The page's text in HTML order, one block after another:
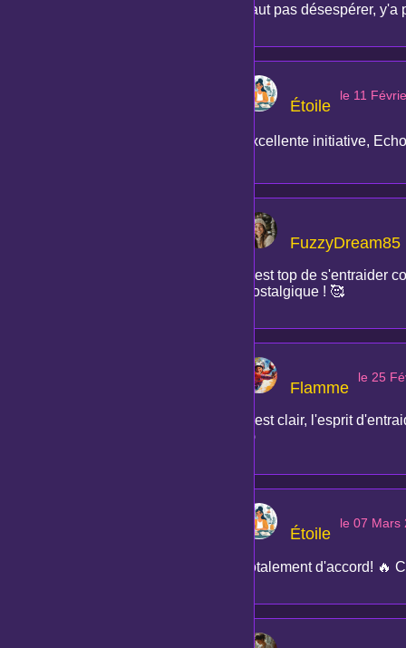
Faut pas désespérer,
Étoile
le 11
Excellente initiative,
FuzzyDream85
C'est top de s'entraider
Nostalgique ! 🥰
Flamme
le 25
C'est clair, l'esprit
😉
Étoile
le 07 Mars
Totalement d'accord! 🔥